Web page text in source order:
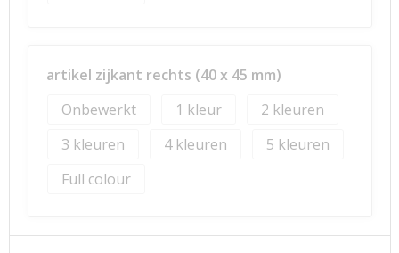
artikel zijkant rechts (40 x 45 mm)
Onbewerkt
1
2
3
4
5
Full colour